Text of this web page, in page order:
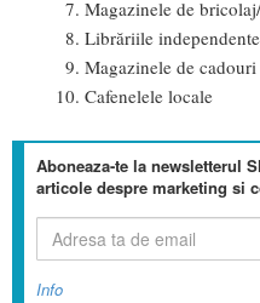
Magazinele de
Librăriile independente
Magazinele de cadouri
Cafenelele locale
Aboneaza-te la newsletterul
articole despre marketing si
Info